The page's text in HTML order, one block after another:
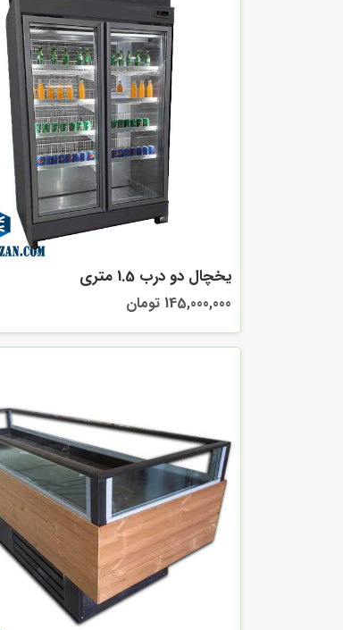
یخچال دو درب 1.5 متری
145,000,000 تومان